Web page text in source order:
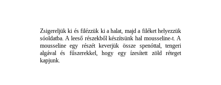
Zsigereljük ki és filézzük ki a halat, majd a filéket helyezzük
sóoldatba. A leeső részekből készítsünk hal mousseline-t. A
mousseline egy részét keverjük össze spenóttal, tengeri
algával és fűszerekkel, hogy egy ízesített zöld réteget
kapjunk.